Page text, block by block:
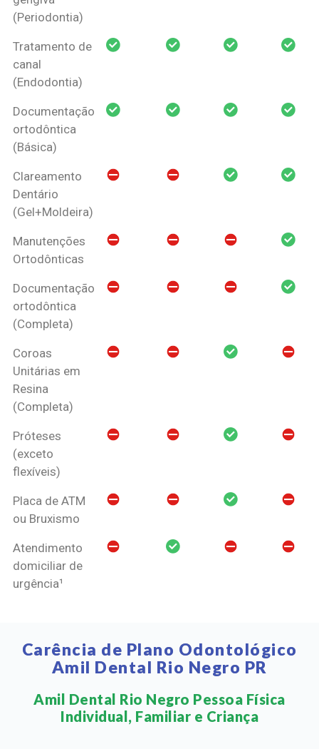
(Periodontia)
Tratamento de
canal
(Endodontia)
Documentação
ortodôntica
(Básica)
Clareamento
Dentário
(Gel+Moldeira)
Manutenções
Ortodônticas
Documentação
ortodôntica
(Completa)
Coroas
Unitárias em
Resina
(Completa)
Próteses
(exceto
flexíveis)
Placa de ATM
ou Bruxismo
Atendimento
domiciliar de
urgência¹
Carência de Plano Odontológico
Amil Dental Rio Negro PR
Amil Dental Rio Negro Pessoa Física
Individual, Familiar e Criança​